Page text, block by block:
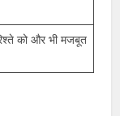
रहें, ऐटिटूड ये है
रहें। 😎
से बाहर होता है।